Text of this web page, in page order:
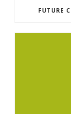
FUTURE